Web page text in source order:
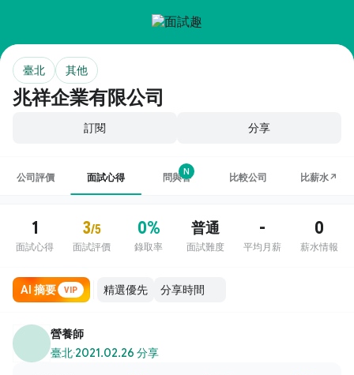
兆祥企業有限公司
臺北 其他
訂閱 分享
公司評價 面試心得 問與答
N
比較公司 比薪水↗
1
面試心得
3/5
面試評價
0%
錄取率
普通
面試難度
-
平均月薪
0
薪水情報
AI 摘要 VIP
營養師
臺北·2021.02.26 分享